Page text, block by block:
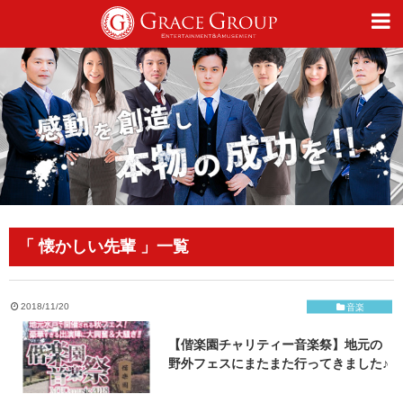
「 懐かしい先輩 」一覧
2018/11/20 音楽
【偕楽園チャリティー音楽祭】地元の
野外フェスにまたまた行ってきました♪
仕事
趣味
オフィシャルサイト